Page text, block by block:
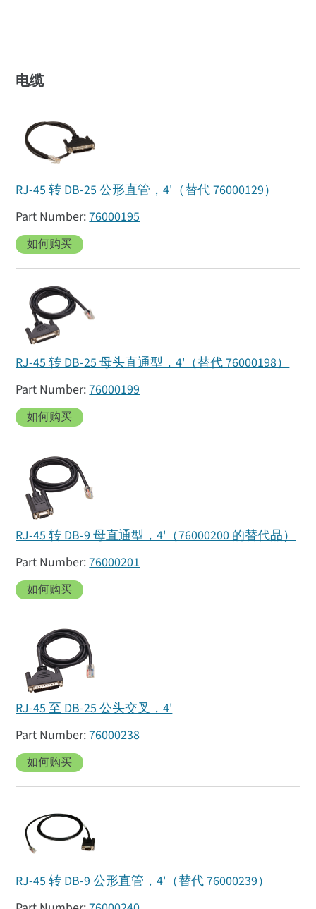
电缆
RJ-45 转 DB-25 公形直管，4'（替代 76000129）
76000195
如何购买
RJ-45 转 DB-25 母头直通型，4'（替代 76000198）
76000199
如何购买
RJ-45 转 DB-9 母直通型，4'（76000200 的替代品）
76000201
如何购买
RJ-45 至 DB-25 公头交叉，4'
76000238
如何购买
RJ-45 转 DB-9 公形直管，4'（替代 76000239）